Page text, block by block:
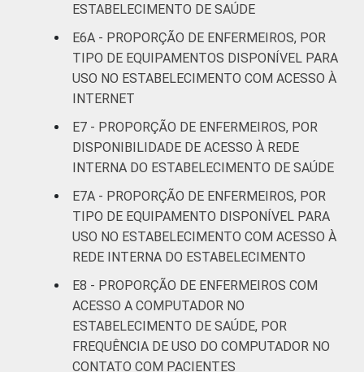
ESTABELECIMENTO DE SAÚDE
E6A - PROPORÇÃO DE ENFERMEIROS, POR
TIPO DE EQUIPAMENTOS DISPONÍVEL PARA
USO NO ESTABELECIMENTO COM ACESSO À
INTERNET
E7 - PROPORÇÃO DE ENFERMEIROS, POR
DISPONIBILIDADE DE ACESSO À REDE
INTERNA DO ESTABELECIMENTO DE SAÚDE
E7A - PROPORÇÃO DE ENFERMEIROS, POR
TIPO DE EQUIPAMENTO DISPONÍVEL PARA
USO NO ESTABELECIMENTO COM ACESSO À
REDE INTERNA DO ESTABELECIMENTO
E8 - PROPORÇÃO DE ENFERMEIROS COM
ACESSO A COMPUTADOR NO
ESTABELECIMENTO DE SAÚDE, POR
FREQUÊNCIA DE USO DO COMPUTADOR NO
CONTATO COM PACIENTES